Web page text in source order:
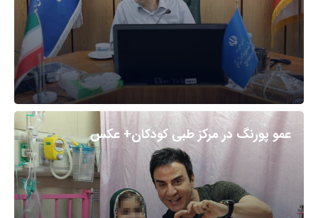
عمو پورنگ در مرکز طبی کودکان+ عکس